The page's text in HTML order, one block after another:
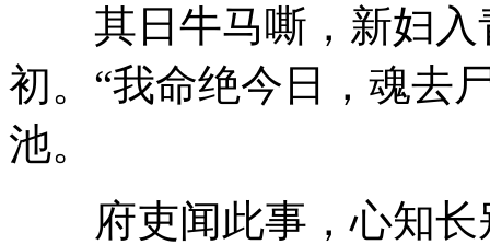
其日牛马嘶，新妇入
初。“我命绝今日，魂去
池。
府吏闻此事，心知长